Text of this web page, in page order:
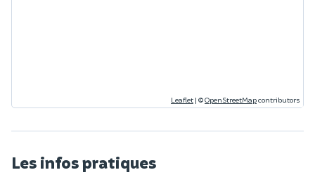
Leaflet | ©OpenStreetMapcontributors
Les infos pratiques